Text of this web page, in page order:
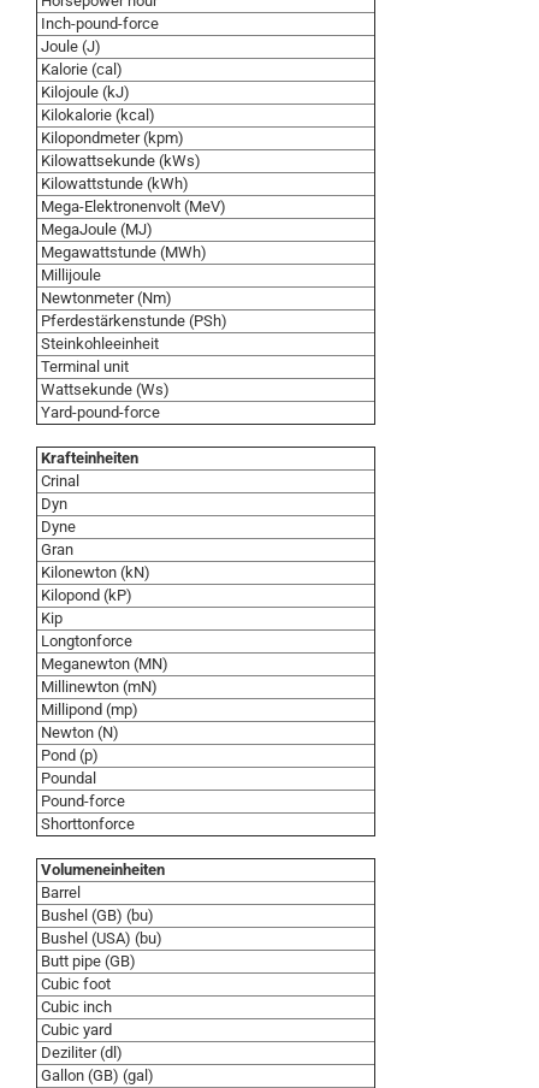
Inch-pound-force
Joule (J)
Kalorie (cal)
Kilojoule (kJ)
Kilokalorie (kcal)
Kilopondmeter (kpm)
Kilowattsekunde (kWs)
Kilowattstunde (kWh)
Mega-Elektronenvolt (MeV)
MegaJoule (MJ)
Megawattstunde (MWh)
Millijoule
Newtonmeter (Nm)
Pferdestärkenstunde (PSh)
Steinkohleeinheit
Terminal unit
Wattsekunde (Ws)
Yard-pound-force
Krafteinheiten
Crinal
Dyn
Dyne
Gran
Kilonewton (kN)
Kilopond (kP)
Kip
Longtonforce
Meganewton (MN)
Millinewton (mN)
Millipond (mp)
Newton (N)
Pond (p)
Poundal
Pound-force
Shorttonforce
Volumeneinheiten
Barrel
Bushel (GB) (bu)
Bushel (USA) (bu)
Butt pipe (GB)
Cubic foot
Cubic inch
Cubic yard
Deziliter (dl)
Gallon (GB) (gal)